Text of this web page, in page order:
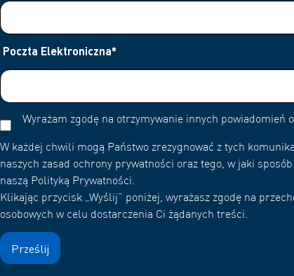
Poczta Elektroniczna*
Wyrażam zgodę na otrzymywanie innych powiadomień
W każdej chwili mogą Państwo zrezygnować z tych
naszych zasad ochrony prywatności oraz tego, w jaki
naszą Polityką Prywatności.
Klikając przycisk „Wyślij” poniżej, wyrażasz zgodę na
osobowych w celu dostarczenia Ci żądanych treści.